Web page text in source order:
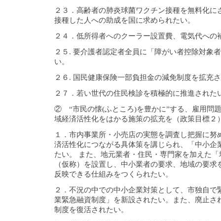
２３．高齢者の肺炎球菌ワクチン接種を無料化に
接種した人への助成を国に求められたい。
２４．低所得者へのクーラー設置費、電気代への
２５. 要介護者認定者全員に「障がい者控除対象
い。
２６. 国民健康保険一部負担金の減免制度を拡充
２７．若い世代の住民検診を積極的に推進された
② “市民の懐(ふところ)を豊かに”する、雇用問
域経済活性化をはかる施策の拡充を（政策目標２
１．市内事業所・小売店の実態を調査し把握に努
済活性化につながる具体策を講じられ、「中小企
たい。 また、地元業者・住民・専門家を加えた
（仮称）を設置し、中小業者の要求、地域の要
反映できる仕組みをつくられたい。
２．不況の中での中小企業対策として、市独自で
業緊急融資制度」を新設されたい。また、廃止さ
制度を復活されたい。